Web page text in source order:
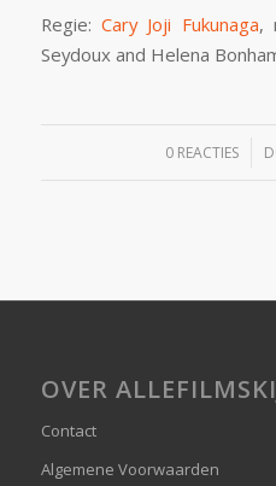
Regie: Cary Joji Fukunaga,
Seydoux and Helena
0 REACTIES
/
OVER
Contact
Algemene Voorwaarden